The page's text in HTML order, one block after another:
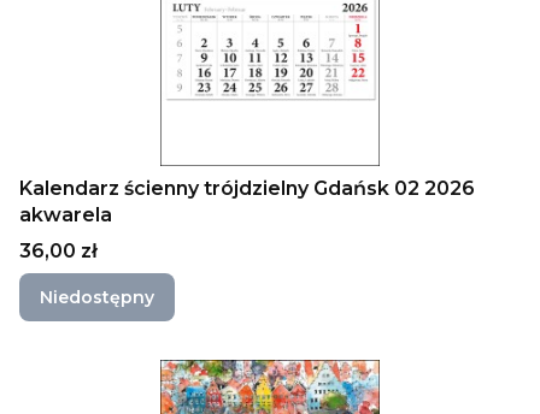
Kalendarz ścienny trójdzielny Gdańsk 02 2026
akwarela
Cena
36,00 zł
Niedostępny